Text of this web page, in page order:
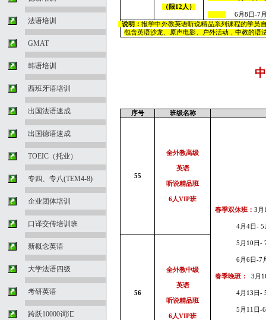
法语培训
GMAT
韩语培训
西班牙语培训
出国法语速成
出国德语速成
TOEIC（托业）
专四、专八(TEM4-8)
企业团体培训
口译交传培训班
新概念英语
大学法语四级
考研英语
跨跃10000词汇
6月8 日-7
（限12 人）
说明：报学中外教英语听说精品系列课程的学员
包含英语沙龙、原声电影、户外活动，中教的语
序号 班级名称
55
全外教高级
英语
听说精品班
6人VIP班
春季双休班：3 月
4月4日-5
5 月10 日-
6月6日-7
春季晚班： 3 月
4月13 日-
5 月11 日-6
56
全外教中级
英语
听说精品班
6人VIP班